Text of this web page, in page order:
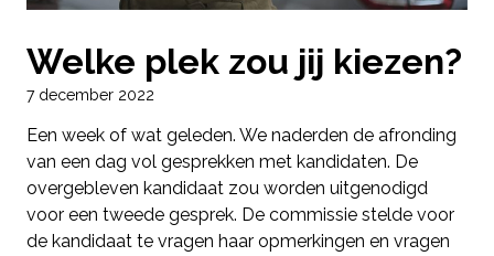
Welke plek zou jij kiezen?
7 december 2022
Een week of wat geleden. We naderden de afronding
van een dag vol gesprekken met kandidaten. De
overgebleven kandidaat zou worden uitgenodigd
voor een tweede gesprek. De commissie stelde voor
de kandidaat te vragen haar opmerkingen en vragen